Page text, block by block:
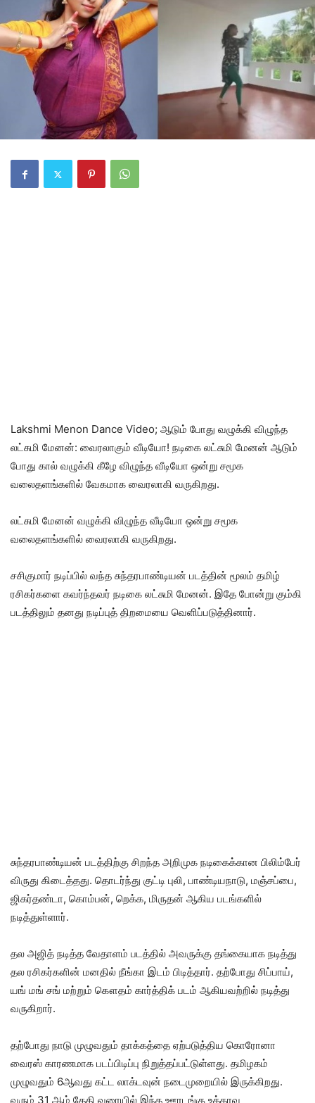
Lakshmi Menon Dance Video; ஆடும் போது வழுக்கி விழுந்த
லட்சுமி மேனன்: வைரலாகும் வீடியோ! நடிகை லட்சுமி மேனன் ஆடும்
போது கால் வழுக்கி கீழே விழுந்த வீடியோ ஒன்று சமூக
வலைதளங்களில் வேகமாக வைரலாகி வருகிறது.
லட்சுமி மேனன் வழுக்கி விழுந்த வீடியோ ஒன்று சமூக
வலைதளங்களில் வைரலாகி வருகிறது.
சசிகுமார் நடிப்பில் வந்த சுந்தரபாண்டியன் படத்தின் மூலம் தமிழ்
ரசிகர்களை கவர்ந்தவர் நடிகை லட்சுமி மேனன். இதே போன்று கும்கி
படத்திலும் தனது நடிப்புத் திறமையை வெளிப்படுத்தினார்.
சுந்தரபாண்டியன் படத்திற்கு சிறந்த அறிமுக நடிகைக்கான பிலிம்பேர்
விருது கிடைத்தது. தொடர்ந்து குட்டி புலி, பாண்டியநாடு, மஞ்சப்பை,
ஜிகர்தண்டா, கொம்பன், றெக்க, மிருதன் ஆகிய படங்களில்
நடித்துள்ளார்.
தல அஜித் நடித்த வேதாளம் படத்தில் அவருக்கு தங்கையாக நடித்து
தல ரசிகர்களின் மனதில் நீங்கா இடம் பிடித்தார். தற்போது சிப்பாய்,
யங் மங் சங் மற்றும் கௌதம் கார்த்திக் படம் ஆகியவற்றில் நடித்து
வருகிறார்.
தற்போது நாடு முழுவதும் தாக்கத்தை ஏற்படுத்திய கொரோனா
வைரஸ் காரணமாக படப்பிடிப்பு நிறுத்தப்பட்டுள்ளது. தமிழகம்
முழுவதும் 6ஆவது கட்ட லாக்டவுன் நடைமுறையில் இருக்கிறது.
வரும் 31 ஆம் தேதி வரையில் இந்த ஊரடங்கு உத்தரவு